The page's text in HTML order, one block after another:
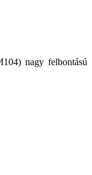
nagy felbontású